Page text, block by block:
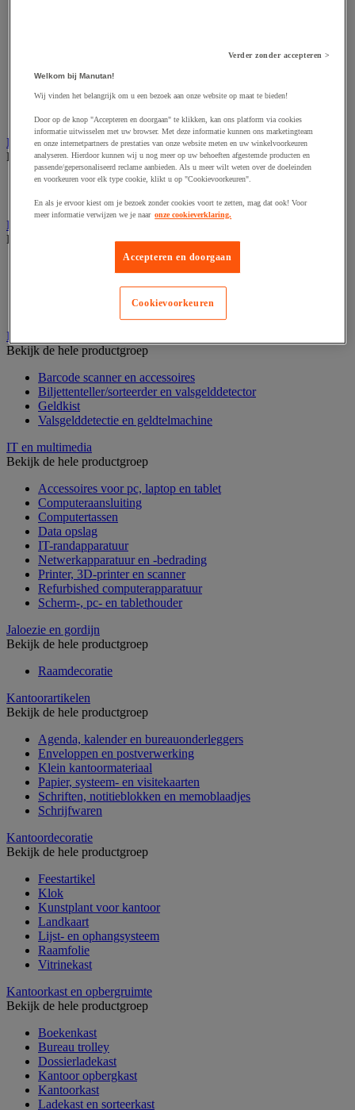
Fotocamera, videocamera en verrekijker
Professionele audio en geluidsopname
Studioverlichting en accessoires
Tv, dvd-speler en Blu-ray
Bewegwijzering en aanduidingsborden
Bekijk de hele productgroep
Deurnaambord
Pictogram
Folderrek en -houder
Bekijk de hele productgroep
Inname en beheer van geld
Bekijk de hele productgroep
Barcode scanner en accessoires
Biljettenteller/sorteerder en valsgelddetector
Geldkist
Valsgelddetectie en geldtelmachine
IT en multimedia
Bekijk de hele productgroep
Accessoires voor pc, laptop en tablet
Computeraansluiting
Computertassen
Data opslag
IT-randapparatuur
Netwerkapparatuur en -bedrading
Printer, 3D-printer en scanner
Refurbished computerapparatuur
Scherm-, pc- en tablethouder
Jaloezie en gordijn
Bekijk de hele productgroep
Raamdecoratie
Kantoorartikelen
Bekijk de hele productgroep
Agenda, kalender en bureauonderleggers
Enveloppen en postverwerking
Klein kantoormateriaal
Papier, systeem- en visitekaarten
Schriften, notitieblokken en memoblaadjes
Schrijfwaren
Kantoordecoratie
Bekijk de hele productgroep
Feestartikel
Klok
Kunstplant voor kantoor
Landkaart
Lijst- en ophangsysteem
Raamfolie
Vitrinekast
Kantoorkast en opbergruimte
Bekijk de hele productgroep
Boekenkast
Bureau trolley
Dossierladekast
Kantoor opbergkast
Kantoorkast
Ladekast en sorteerkast
Verder zonder accepteren >
Welkom bij Manutan!
Wij vinden het belangrijk om u een bezoek aan onze website op maat te bieden!
Door op de knop "Accepteren en doorgaan" te klikken, kan ons platform via cookies
informatie uitwisselen met uw browser. Met deze informatie kunnen ons marketingteam
en onze internetpartners de prestaties van onze website meten en uw winkelvoorkeuren
analyseren. Hierdoor kunnen wij u nog meer op uw behoeften afgestemde producten en
passende/gepersonaliseerd reclame aanbieden. Als u meer wilt weten over de doeleinden
en voorkeuren voor elk type cookie, klikt u op "Cookievoorkeuren".
En als je ervoor kiest om je bezoek zonder cookies voort te zetten, mag dat ook! Voor
meer informatie verwijzen we je naar onze cookieverklaring.
Accepteren en doorgaan
Cookievoorkeuren